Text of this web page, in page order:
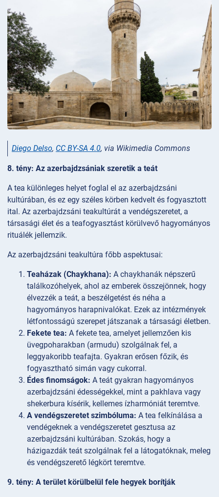
Diego Delso, CC BY-SA 4.0, via Wikimedia Commons
8. tény: Az azerbajdzsániak szeretik a teát
A tea különleges helyet foglal el az azerbajdzsáni
kultúrában, és ez egy széles körben kedvelt és fogyasztott
ital. Az azerbajdzsáni teakultúrát a vendégszeretet, a
társasági élet és a teafogyasztást körülvevő hagyományos
rituálék jellemzik.
Az azerbajdzsáni teakultúra főbb aspektusai:
Teaházak (Chaykhana): A chaykhanák népszerű
találkozóhelyek, ahol az emberek összejönnek, hogy
élvezzék a teát, a beszélgetést és néha a
hagyományos harapnivalókat. Ezek az intézmények
létfontosságú szerepet játszanak a társasági életben.
Fekete tea: A fekete tea, amelyet jellemzően kis
üvegpoharakban (armudu) szolgálnak fel, a
leggyakoribb teafajta. Gyakran erősen főzik, és
fogyasztható simán vagy cukorral.
Édes finomságok: A teát gyakran hagyományos
azerbajdzsáni édességekkel, mint a pakhlava vagy
shekerbura kísérik, kellemes ízharmóniát teremtve.
A vendégszeretet szimbóluma: A tea felkínálása a
vendégeknek a vendégszeretet gesztusa az
azerbajdzsáni kultúrában. Szokás, hogy a
házigazdák teát szolgálnak fel a látogatóknak, meleg
és vendégszerető légkört teremtve.
9. tény: A terület körülbelül fele hegyek borítják